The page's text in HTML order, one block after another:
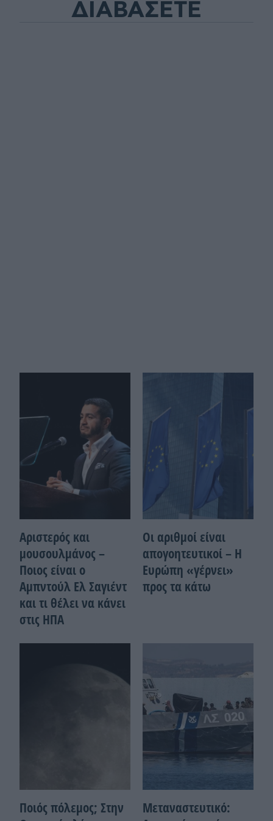
ΔΙΑΒΑΣΕΤΕ
Αριστερός και
μουσουλμάνος –
Ποιoς είναι ο
Αμπντούλ Ελ Σαγιέντ
και τι θέλει να κάνει
στις ΗΠΑ
Οι αριθμοί είναι
απογοητευτικοί – Η
Ευρώπη «γέρνει»
προς τα κάτω
Ποιός πόλεμος; Στην
Μεταναστευτικό: